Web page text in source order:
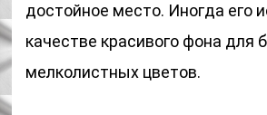
достойное место. Иногда его
качестве красивого фона для
мелколистных цветов.